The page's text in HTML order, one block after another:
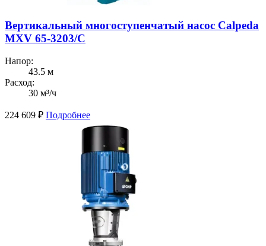
Вертикальный многоступенчатый насос Calpeda
MXV 65-3203/C
Напор:
43.5 м
Расход:
30 м³/ч
224 609 ₽ Подробнее